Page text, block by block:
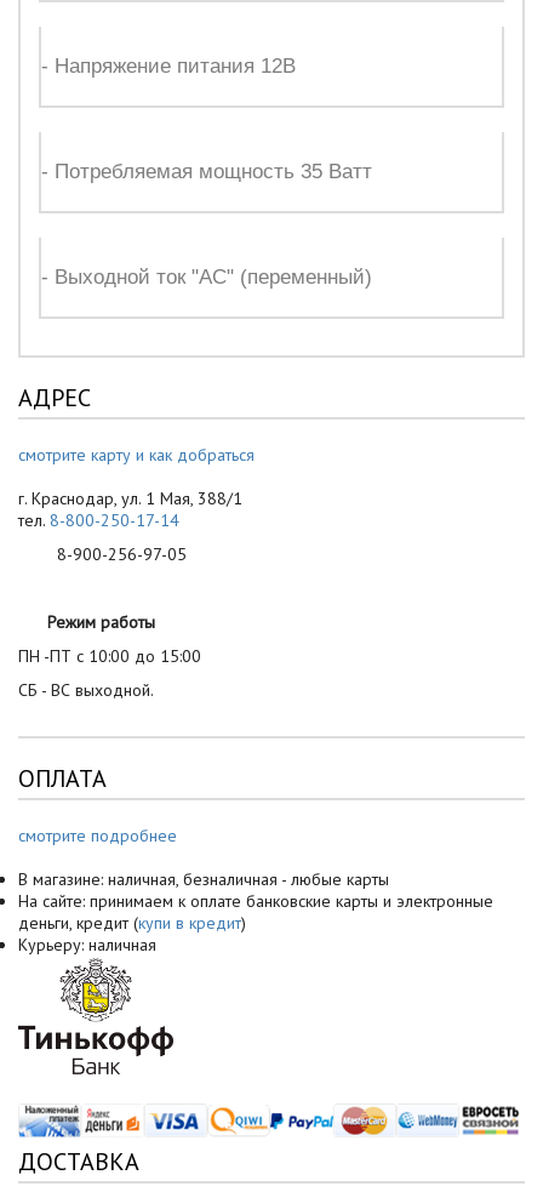
- Напряжение питания 12В
- Потребляемая мощность 35 Ватт
- Выходной ток "AC" (переменный)
АДРЕС
смотрите карту и как добраться
г. Краснодар, ул. 1 Мая, 388/1
тел. 8-800-250-17-14
8-900-256-97-05
Режим работы
ПН -ПТ с 10:00 до 15:00
СБ - ВС выходной.
ОПЛАТА
смотрите подробнее
В магазине: наличная, безналичная - любые карты
На сайте: принимаем к оплате банковские карты и электронные
деньги, кредит (купи в кредит)
Курьеру: наличная
ДОСТАВКА